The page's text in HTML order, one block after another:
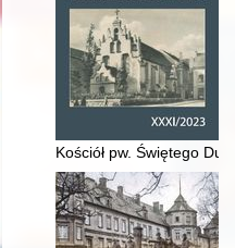
Kościół pw. Świętego